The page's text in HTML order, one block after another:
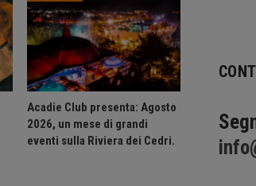
Acadie Club presenta: Agosto
2026, un mese di grandi
eventi sulla Riviera dei Cedri.